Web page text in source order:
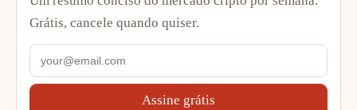
Grátis, cancele quando quiser.
Assine grátis